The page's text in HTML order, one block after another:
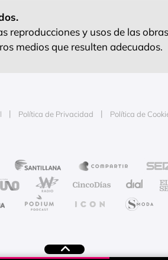
reproducciones y usos de las
medios que resulten adecuados.
Política de Privacidad Política de